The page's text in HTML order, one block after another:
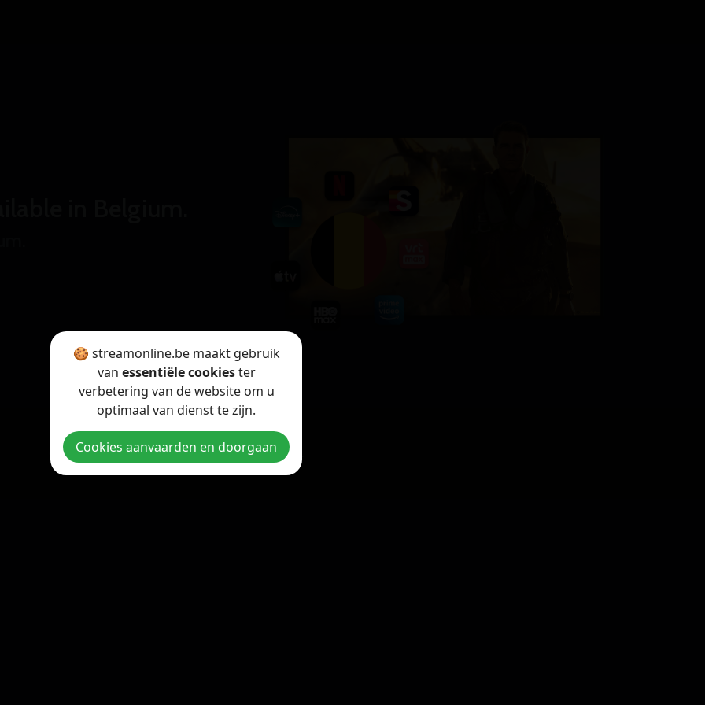
Copyright © 2026 StreamOnline.be. All rights reserved.
🍪 streamonline.be maakt gebruik
van essentiële cookiester
verbetering van de website om u
optimaal van dienst te zijn.
Cookies aanvaarden en doorgaan